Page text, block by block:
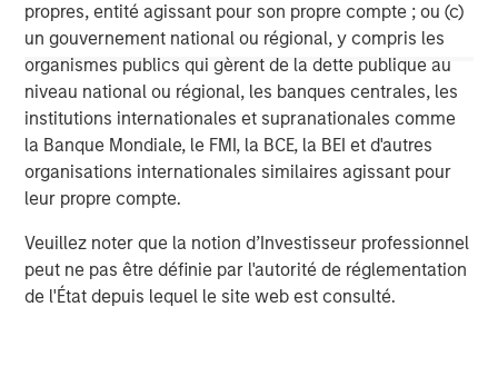
propres, entité agissant pour son propre compte ; ou (c)
un gouvernement national ou régional, y compris les
organismes publics qui gèrent de la dette publique au
niveau national ou régional, les banques centrales, les
institutions internationales et supranationales comme
la Banque Mondiale, le FMI, la BCE, la BEI et d'autres
organisations internationales similaires agissant pour
leur propre compte.
Veuillez noter que la notion d’Investisseur professionnel
peut ne pas être définie par l'autorité de réglementation
de l'État depuis lequel le site web est consulté.
Morgan Stanley (NYSE: MS) is a leading global financial
services firm providing a wide range of investment
banking, securities, wealth management and investment
management services. With offices in 42 countries, the
Firm's employees serve clients worldwide including
corporations, governments, institutions and individuals.
For more information about Morgan Stanley, please visit
Morgan Stanley Capital Partners